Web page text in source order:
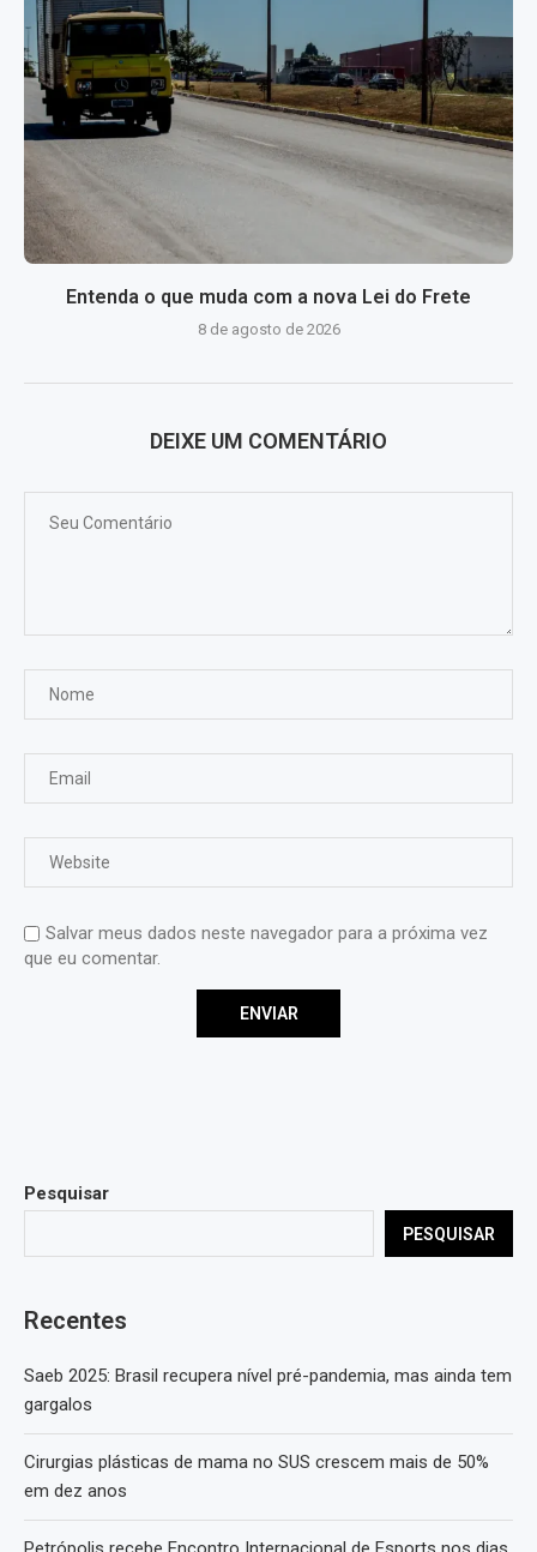
Entenda o que muda com a nova Lei do Frete
8 de agosto de 2026
DEIXE UM COMENTÁRIO
Salvar meus dados neste navegador para a próxima vez
que eu comentar.
Pesquisar
PESQUISAR
Recentes
Saeb 2025: Brasil recupera nível pré-pandemia, mas ainda tem
gargalos
Cirurgias plásticas de mama no SUS crescem mais de 50%
em dez anos